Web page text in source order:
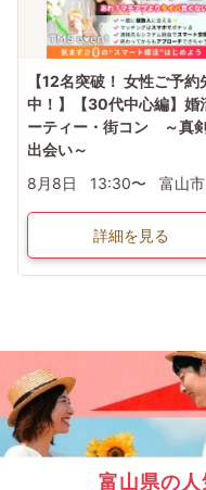
【12名突破！ 女性ご予約
中！】【30代中心編】婚
ーティー・街コン ～真
出会い～
8月8日
13:30〜 富山市
詳細を見る
富山県の